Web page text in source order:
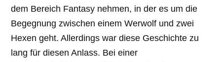
dem Bereich Fantasy nehmen, in der es um die
Begegnung zwischen einem Werwolf und zwei
Hexen geht. Allerdings war diese Geschichte zu
lang für diesen Anlass. Bei einer